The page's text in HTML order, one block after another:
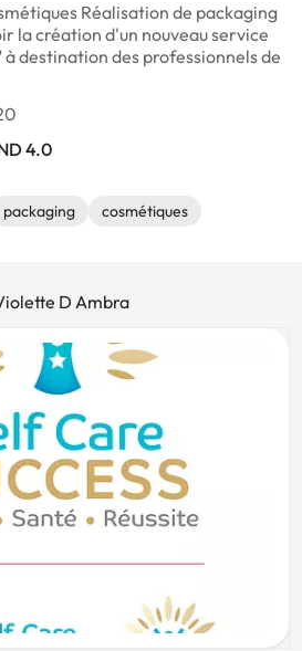
Réalisation de packaging
la création d'un nouveau service
destination des professionnels de
4.0
packaging cosmétiques
D Ambra